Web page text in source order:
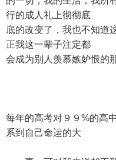
行的成人礼上彻彻底
底的改变了，我也不知道
正我这一辈子注定都
会成为别人羡慕嫉妒恨的
一、家
每年的高考对９９%的高
系到自己命运的大